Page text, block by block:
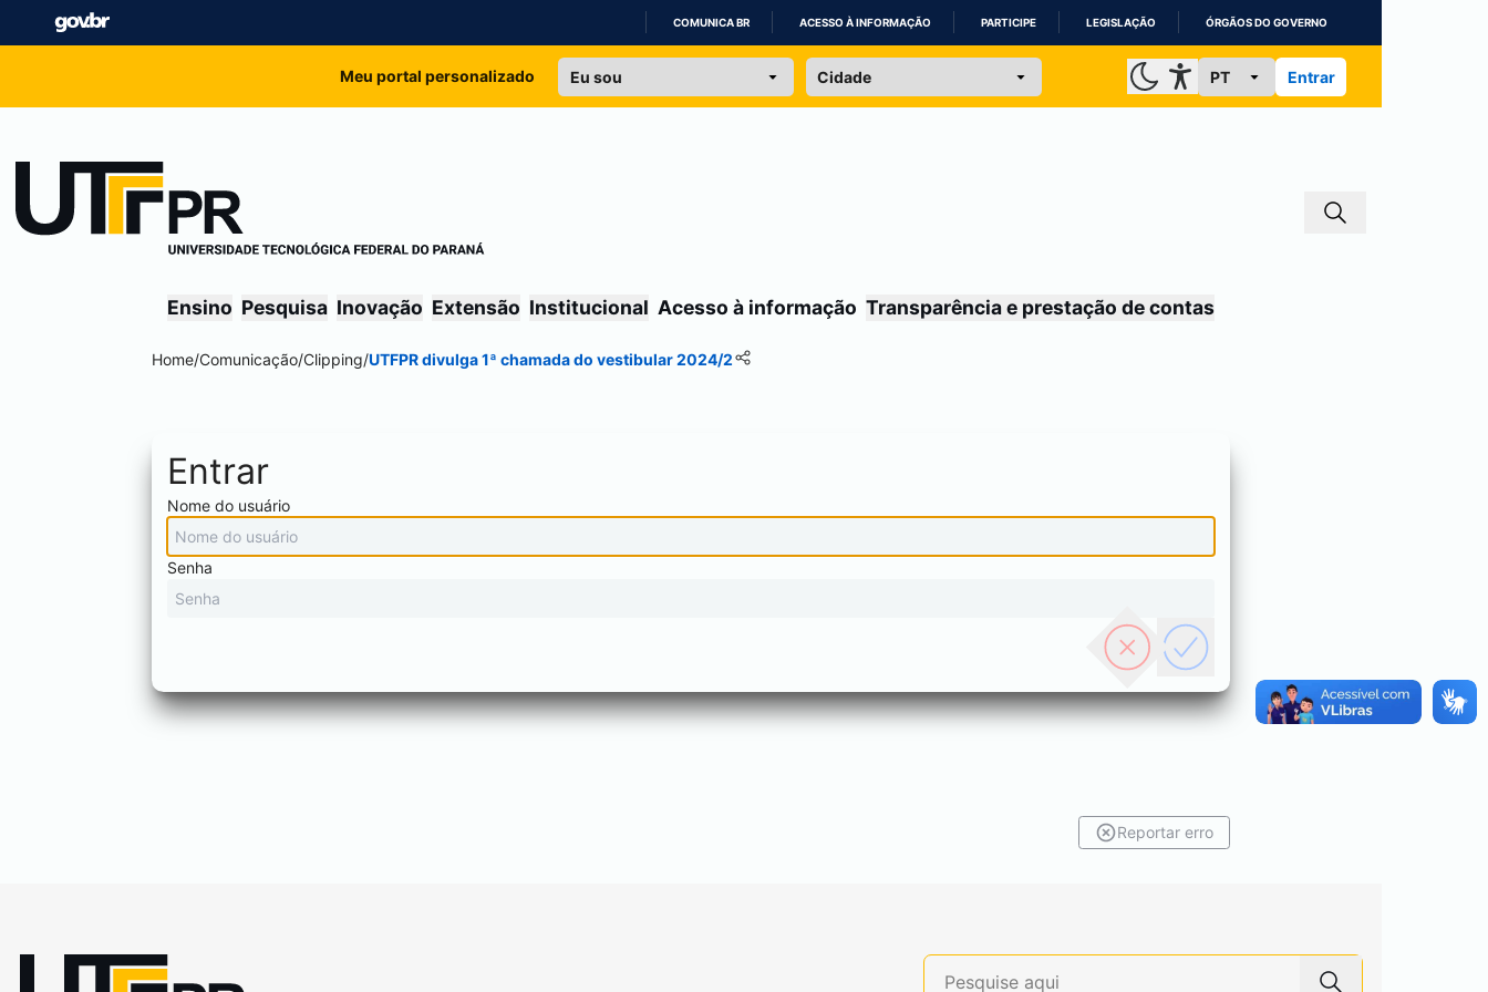
IR
COMUNICA BR ACESSO À INFORMAÇÃO PARTICIPE LEGISLAÇÃO ÓRGÃOS DO GOVERNO
Meu portal personalizado Entrar
Ensino Pesquisa Inovação Extensão Institucional Acesso à informação Transparência e prestação de contas
Home/Comunicação/Clipping/UTFPR divulga 1ª chamada do vestibular 2024/2
Entrar
Nome do usuário
Senha
Reportar erro